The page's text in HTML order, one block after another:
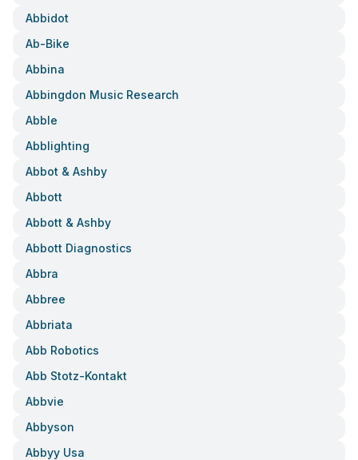
Abbidot
Ab-Bike
Abbina
Abbingdon Music Research
Abble
Abblighting
Abbot & Ashby
Abbott
Abbott & Ashby
Abbott Diagnostics
Abbra
Abbree
Abbriata
Abb Robotics
Abb Stotz-Kontakt
Abbvie
Abbyson
Abbyy Usa